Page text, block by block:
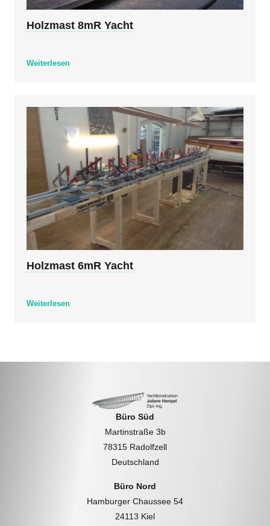
Holzmast 8mR Yacht
Weiterlesen
Holzmast 6mR Yacht
Weiterlesen
Büro Süd
Martinstraße 3b
78315 Radolfzell
Deutschland
Büro Nord
Hamburger Chaussee 54
24113 Kiel